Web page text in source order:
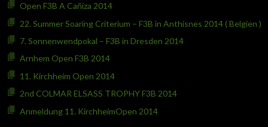
Open F3B A Cañiza 2014
22. Summer Soaring Criterium – F3B in Anthisnes 2014 ( Belgien )
7. Sonnenwendpokal – F3B in Dresden 2014
Arnhem Open F3B 2014
11. Kirchheim Open 2014
2nd COLMAR ELSASS TROPHY F3B 2014
Anmeldung 11. KirchheimOpen 2014